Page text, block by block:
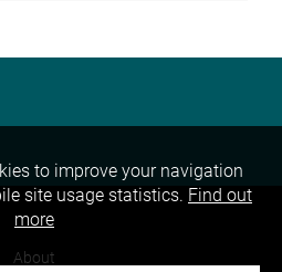
About
to improve your navigation
site usage statistics. Find out
more